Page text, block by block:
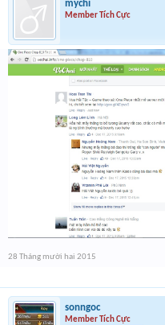
mychi
Member Tích Cực
28 Tháng mười hai 2015
sonngoc
Member Tích Cực